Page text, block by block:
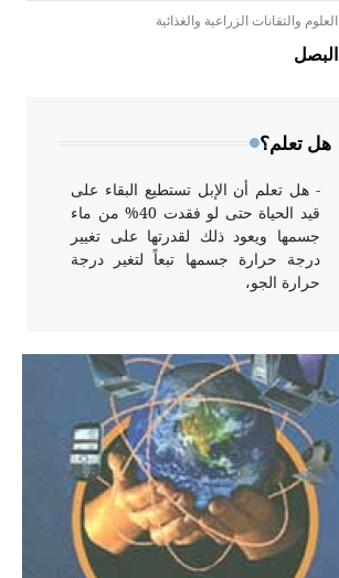
العلوم والتقانات الزراعية والغذائية
البصل
هل تعلم؟
- هل تعلم أن الأبلق نوع من الفنون
الهندسية التي ارتبطت بالعمارة
الإسلامية في بلاد الشام ومصر خاصة،
- هل تعلم أن الإبل تستطيع البقاء على
قيد الحياة حتى لو فقدت 40% من ماء
جسمها ويعود ذلك لقدرتها على تغيير
درجة حرارة جسمها تبعاً لتغير درجة
حرارة الجو،
- هل تعلم أن أبقراط كتب في الطب
أربعة مؤلفات هي: الحكم، الأدلة، تنظيم
التغذية، ورسالته في جروح الرأس.
ويعود له الفضل بأنه حرر الطب من
الدين والفلسفة.
- هل تعلم أن المرجان إفراز حيواني
يتكون في البحر ويتركب من مادة
كربونات الكلسيوم، وهو أحمر أو شديد